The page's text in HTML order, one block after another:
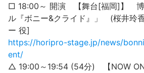
□ 18:00～ 開演 【舞台[福岡]】
ル『ボニー&クライド』」 (桜井玲
ー 役]
https://horipro-stage.jp/news/
ent/
△ 19:00～19:54 (54分) 【NOW